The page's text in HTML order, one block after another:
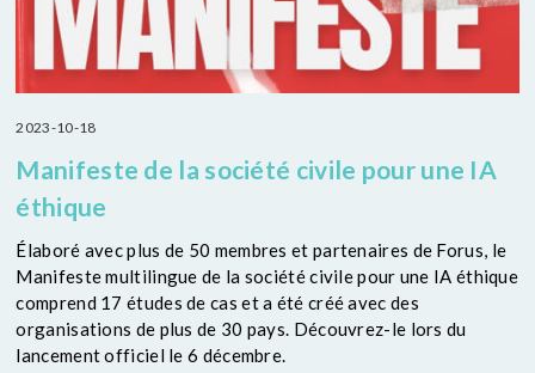
2023-10-18
Manifeste de la société civile pour une IA
éthique
Élaboré avec plus de 50 membres et partenaires de Forus, le
Manifeste multilingue de la société civile pour une IA éthique
comprend 17 études de cas et a été créé avec des
organisations de plus de 30 pays. Découvrez-le lors du
lancement officiel le 6 décembre.